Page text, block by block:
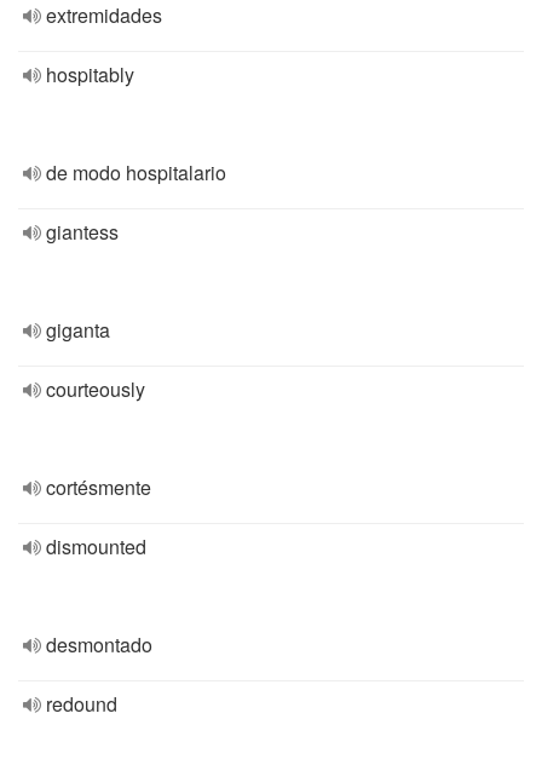
extremidades
hospitably
de modo hospitalario
giantess
giganta
courteously
cortésmente
dismounted
desmontado
redound